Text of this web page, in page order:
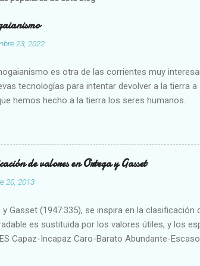
23, 2022
es otra de las corrientes muy
tecnologías para intentar devolver a la tierra
hemos hecho a la tierra los seres humanos.
de valores en Ortega y Gasset
20, 2013
y Gasset (1947:335), se inspira en la clasificación
es sustituida por los valores útiles, y los
Capaz-Incapaz Caro-Barato Abundante-